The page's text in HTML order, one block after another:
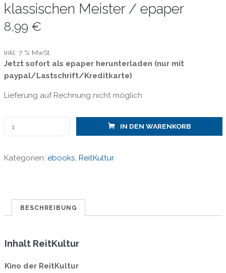
klassischen Meister / epaper
8,99 €
Inkl. 7 % MwSt.
Jetzt sofort als epaper herunterladen (nur mit
paypal/Lastschrift/Kreditkarte)
Lieferung auf Rechnung nicht möglich
Ausbilden
Meister
Menge
IN DEN WARENKORB
Kategorien: ebooks, ReitKultur
BESCHREIBUNG
Inhalt ReitKultur
Kino der ReitKultur